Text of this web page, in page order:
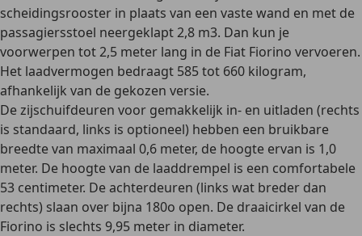
scheidingsrooster in plaats van een vaste wand en met de
passagiersstoel neergeklapt 2,8 m3. Dan kun je
voorwerpen tot 2,5 meter lang in de Fiat Fiorino vervoeren.
Het laadvermogen bedraagt 585 tot 660 kilogram,
afhankelijk van de gekozen versie.
Dezijschuifdeuren voor gemakkelijk in- en uitladen (rechts
is standaard, links is optioneel) hebben een bruikbare
breedte van maximaal 0,6 meter, de hoogte ervan is 1,0
meter. De hoogte van de laaddrempel is een comfortabele
53 centimeter. Deachterdeuren (links wat breder dan
rechts) slaan over bijna 180o open. De draaicirkel van de
Fiorino is slechts 9,95 meter in diameter.